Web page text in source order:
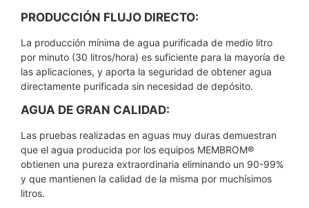
PRODUCCIÓN FLUJO DIRECTO:
La producción mínima de agua purificada de medio litro
por minuto (30 litros/hora) es suficiente para la mayoría de
las aplicaciones, y aporta la seguridad de obtener agua
directamente purificada sin necesidad de depósito.
AGUA DE GRAN CALIDAD:
Las pruebas realizadas en aguas muy duras demuestran
que el agua producida por los equipos MEMBROM®
obtienen una pureza extraordinaria eliminando un 90-99%
y que mantienen la calidad de la misma por muchísimos
litros.